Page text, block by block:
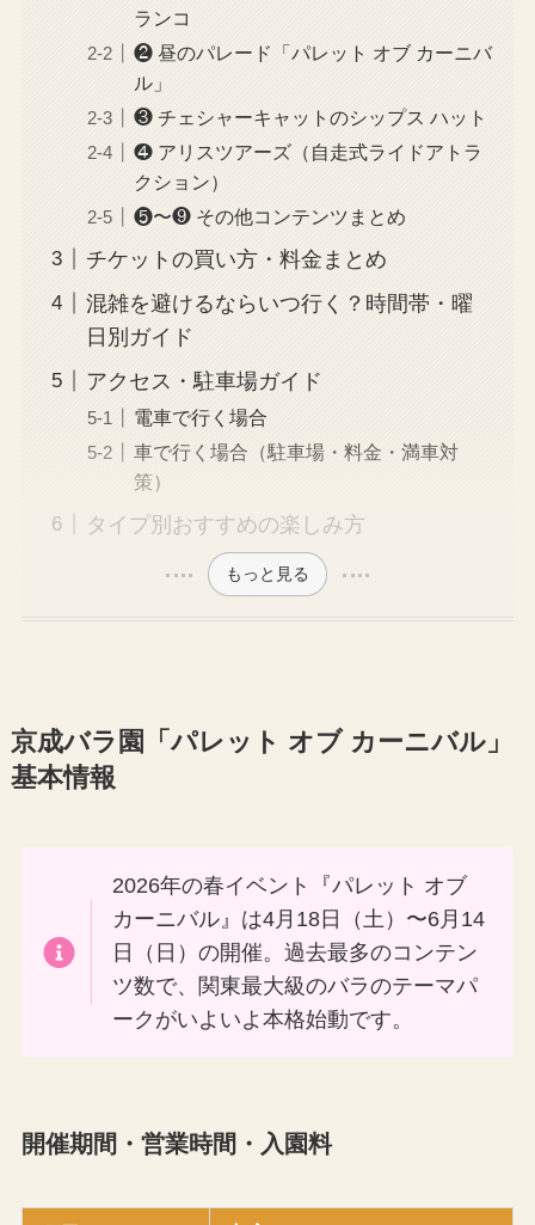
ランコ
❷ 昼のパレード「パレット オブ カーニバ
ル」
❸ チェシャーキャットのシップス ハット
❹ アリスツアーズ（自走式ライドアトラ
クション）
❺〜❾ その他コンテンツまとめ
チケットの買い方・料金まとめ
混雑を避けるならいつ行く？時間帯・曜
日別ガイド
アクセス・駐車場ガイド
電車で行く場合
車で行く場合（駐車場・料金・満車対
策）
タイプ別おすすめの楽しみ方
もっと見る
京成バラ園「パレット オブ カーニバル」
基本情報
2026年の春イベント『パレット オブ
カーニバル』は4月18日（土）〜6月14
日（日）の開催。過去最多のコンテン
ツ数で、関東最大級のバラのテーマパ
ークがいよいよ本格始動です。
開催期間・営業時間・入園料